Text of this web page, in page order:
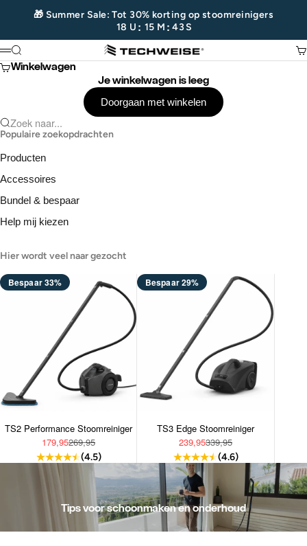
Naar inhoud
🎁 Summer Sale: Tot 30% korting op stoomreinigers
18 U : 15 M : 43S
Techweise
Menu
Zoeken
Winkelwagen
Je winkelwagen is leeg
Doorgaan met winkelen
Zoek naar...
Populaire zoekopdrachten
Producten
Accessoires
Bundel & bespaar
Help mij kiezen
Hier wordt veel naar gezocht
Bespaar 33%
TS2 Performance Stoomreiniger
Aanbiedingsprijs
179,95Normale prijs
269,95
(4.5)
Bespaar 29%
TS3 Edge Stoomreiniger
Aanbiedingsprijs
239,95Normale prijs
339,95
(4.6)
Tips voor schoonmaken en onderhoud